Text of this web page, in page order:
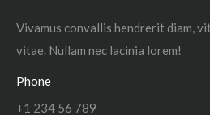
Vivamus convallis hendrerit diam,
vitae. Nullam nec lacinia lorem!
Phone
+1 234 56 789